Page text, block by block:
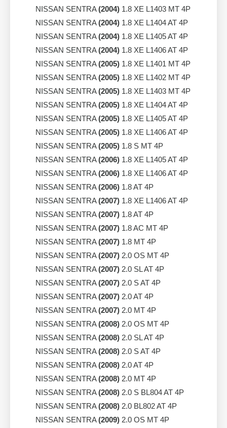
NISSAN SENTRA(2004) 1.8 XE L1403 MT 4P
NISSAN SENTRA(2004) 1.8 XE L1404 AT 4P
NISSAN SENTRA(2004) 1.8 XE L1405 AT 4P
NISSAN SENTRA(2004) 1.8 XE L1406 AT 4P
NISSAN SENTRA(2005) 1.8 XE L1401 MT 4P
NISSAN SENTRA(2005) 1.8 XE L1402 MT 4P
NISSAN SENTRA(2005) 1.8 XE L1403 MT 4P
NISSAN SENTRA(2005) 1.8 XE L1404 AT 4P
NISSAN SENTRA(2005) 1.8 XE L1405 AT 4P
NISSAN SENTRA(2005) 1.8 XE L1406 AT 4P
NISSAN SENTRA(2005) 1.8 S MT 4P
NISSAN SENTRA(2006) 1.8 XE L1405 AT 4P
NISSAN SENTRA(2006) 1.8 XE L1406 AT 4P
NISSAN SENTRA(2006) 1.8 AT 4P
NISSAN SENTRA(2007) 1.8 XE L1406 AT 4P
NISSAN SENTRA(2007) 1.8 AT 4P
NISSAN SENTRA(2007) 1.8 AC MT 4P
NISSAN SENTRA(2007) 1.8 MT 4P
NISSAN SENTRA(2007) 2.0 OS MT 4P
NISSAN SENTRA(2007) 2.0 SL AT 4P
NISSAN SENTRA(2007) 2.0 S AT 4P
NISSAN SENTRA(2007) 2.0 AT 4P
NISSAN SENTRA(2007) 2.0 MT 4P
NISSAN SENTRA(2008) 2.0 OS MT 4P
NISSAN SENTRA(2008) 2.0 SL AT 4P
NISSAN SENTRA(2008) 2.0 S AT 4P
NISSAN SENTRA(2008) 2.0 AT 4P
NISSAN SENTRA(2008) 2.0 MT 4P
NISSAN SENTRA(2008) 2.0 S BL804 AT 4P
NISSAN SENTRA(2008) 2.0 BL802 AT 4P
NISSAN SENTRA(2009) 2.0 OS MT 4P